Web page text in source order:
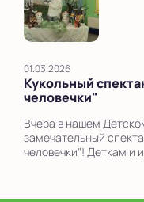
01.03.2026
Кукольный
человечки"
Вчера в нашем
замечательный
человечки"! Деткам и